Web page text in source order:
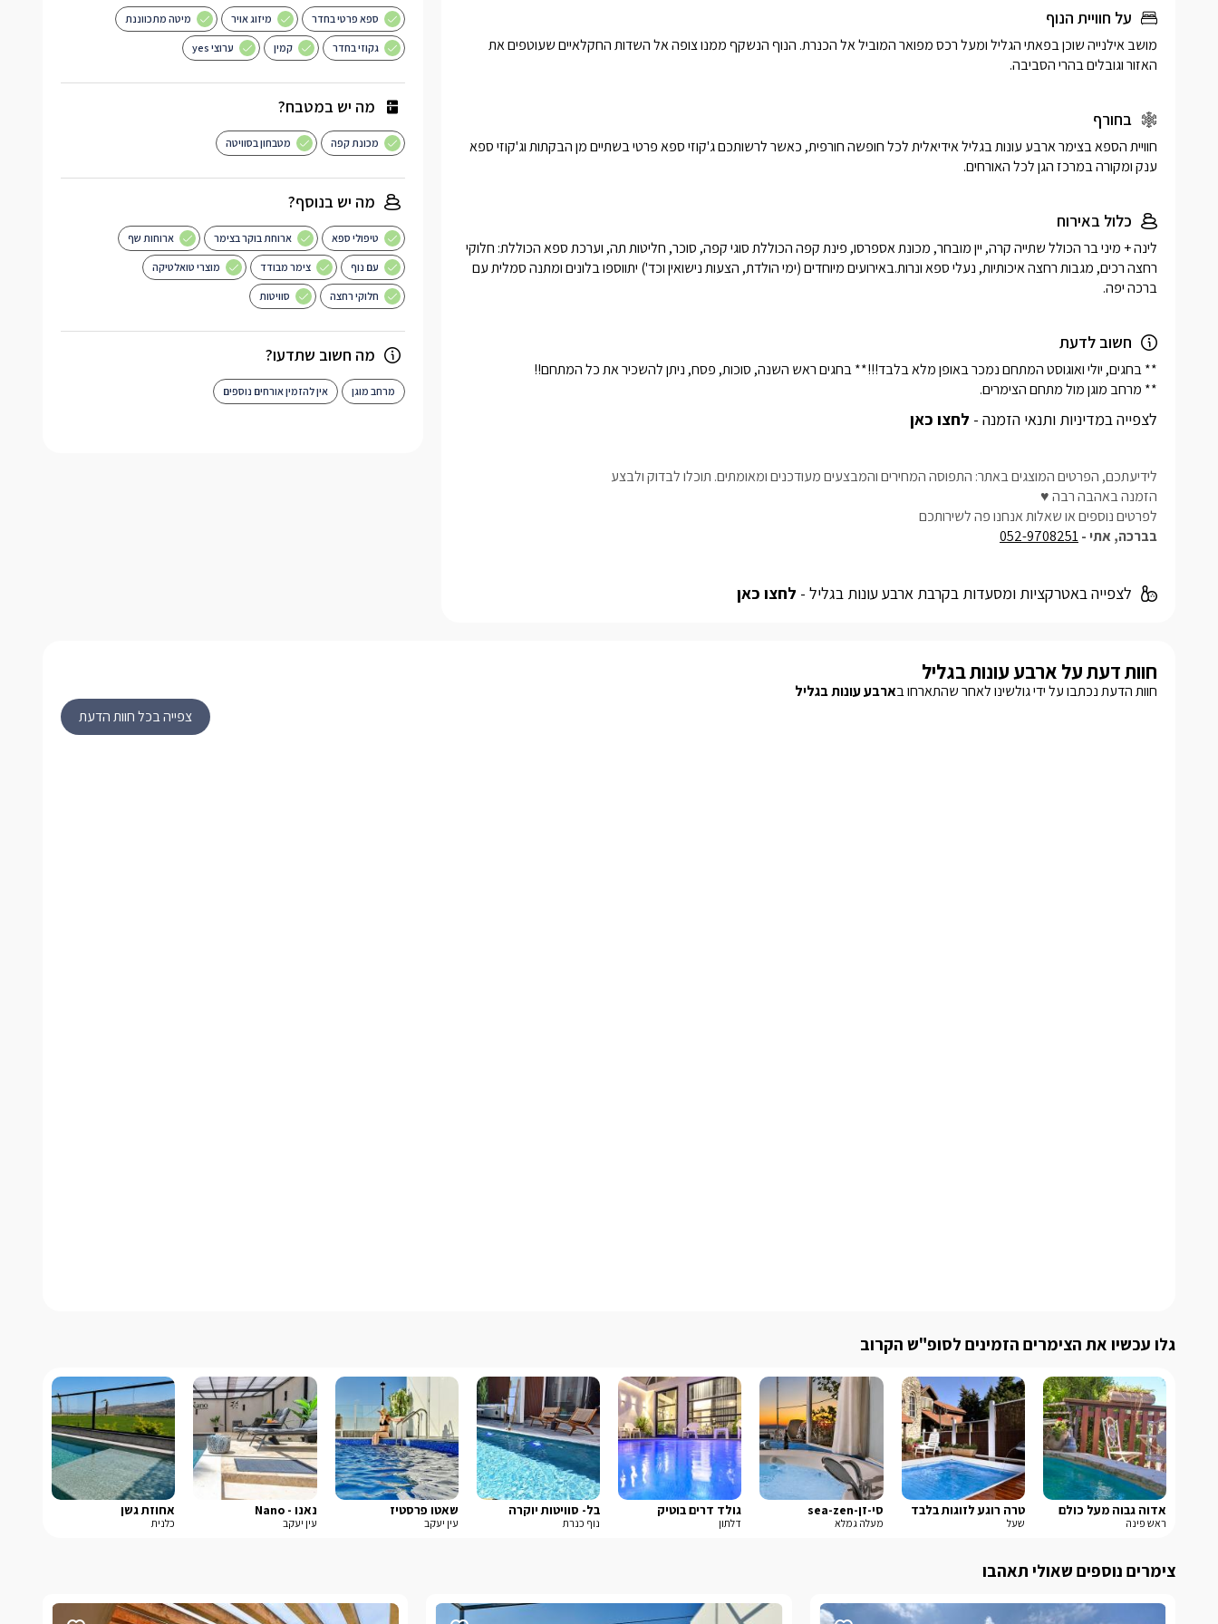
על חוויית הנוף
האזור וגובלים בהרי הסביבה.
בחורף
ענק ומקורה במרכז הגן לכל האורחים.
כלול באירוח
ברכה יפה.
חשוב לדעת
** מרחב מוגן מול מתחם הצימרים.
לצפייה במדיניות ותנאי הזמנה - לחצו כאן
לידיעתכם, הפרטים המוצגים באתר: התפוסה המחירים והמבצעים מעודכנים ומאומתים. תוכלו לבדוק ולבצע
הזמנה באהבה רבה ♥
לפרטים נוספים או שאלות אנחנו פה לשירותכם
בברכה, אתי -052-9708251
לצפייה באטרקציות ומסעדות בקרבת ארבע עונות בגליל - לחצו כאן
ספא פרטי בחדר מיזוג אויר מיטה מתכווננת
גקוזי בחדר קמין ערוצי yes
מה יש במטבח?
מכונת קפה מטבחון בסוויטה
מה יש בנוסף?
טיפולי ספא ארוחת בוקר בצימר ארוחות שף
עם נוף צימר מבודד מוצרי טואלטיקה
חלוקי רחצה סוויטות
מה חשוב שתדעו?
מרחב מוגן אין להזמין אורחים נוספים
חוות דעת על ארבע עונות בגליל
חוות הדעת נכתבו על ידי גולשינו לאחר שהתארחו בארבע עונות בגליל
צפייה בכל חוות הדעת
גלו עכשיו את הצימרים הזמינים לסופ"ש הקרוב
אדוה גבוה מעל כולם
ראש פינה
טרה רוגע לזוגות בלבד
שעל
סי-זן-sea-zen
מעלה גמלא
גולד דרים בוטיק
דלתון
בל- סוויטות יוקרה
נוף כנרת
שאטו פרסטיז
עין יעקב
נאנו - Nano
עין יעקב
אחוזת גשן
כלנית
צימרים נוספים שאולי תאהבו